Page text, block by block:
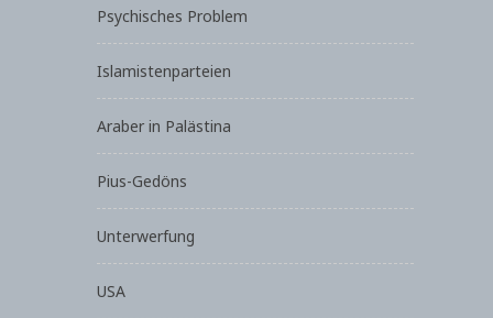
Psychisches Problem
Islamistenparteien
Araber in Palästina
Pius-Gedöns
Unterwerfung
USA